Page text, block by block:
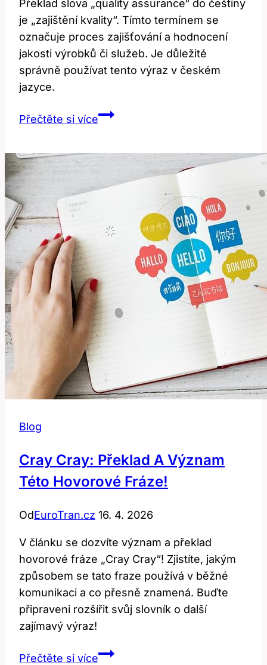
Překlad slova „quality assurance“ do češtiny
je „zajištění kvality“. Tímto termínem se
označuje proces zajišťování a hodnocení
jakosti výrobků či služeb. Je důležité
správně používat tento výraz v českém
jazyce.
Přečtěte si vícePřeklad
‚quality
Správně
Používat
Češtině
Blog
Cray Cray: Překlad A Význam
Této Hovorové Fráze!
OdEuroTran.cz 16. 4. 2026
V článku se dozvíte význam a překlad
hovorové fráze „Cray Cray“! Zjistíte, jakým
způsobem se tato fraze používá v běžné
komunikaci a co přesně znamená. Buďte
připraveni rozšířit svůj slovník o další
zajímavý výraz!
Přečtěte si víceCray